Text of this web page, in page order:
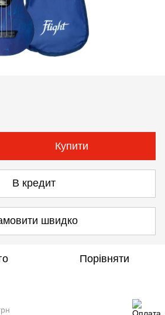
Купити
В кредит
швидко
Порівняти